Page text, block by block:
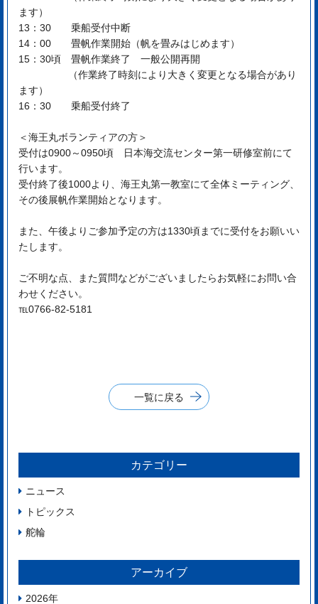
ます）
13：30 乗船受付中断
14：00 畳帆作業開始（帆を畳みはじめます）
15：30頃 畳帆作業終了 一般公開再開
（作業終了時刻により大きく変更となる場合があり
ます）
16：30 乗船受付終了
＜海王丸ボランティアの方＞
受付は0900～0950頃 日本海交流センター第一研修室前にて
行います。
受付終了後1000より、海王丸第一教室にて全体ミーティング、
その後展帆作業開始となります。
また、午後よりご参加予定の方は1330頃までに受付をお願いい
たします。
ご不明な点、また質問などがございましたらお気軽にお問い合
わせください。
℡0766-82-5181
一覧に戻る
カテゴリー
ニュース
トピックス
舵輪
アーカイブ
2026年